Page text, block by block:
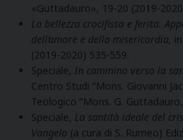
«Guttadauro», 19-20 (2019-
La bellezza crocifissa e ferita.
dell’amore e della misericordia,
(2019-2020) 535-559.
Speciale, In cammino verso la
Centro Studi “Mons. Giovanni
Teologico “Mons. G.
Speciale, La santità ideale del
Vangelo (a cura di S. Rumeo)